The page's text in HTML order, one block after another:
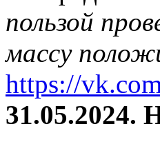
пользой
массу
https://
31.05.2024.